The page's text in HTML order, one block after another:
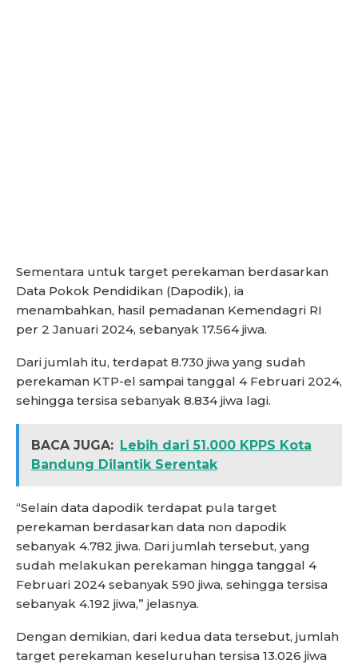
Sementara untuk target perekaman berdasarkan
Data Pokok Pendidikan (Dapodik), ia
menambahkan, hasil pemadanan Kemendagri RI
per 2 Januari 2024, sebanyak 17.564 jiwa.
Dari jumlah itu, terdapat 8.730 jiwa yang sudah
perekaman KTP-el sampai tanggal 4 Februari 2024,
sehingga tersisa sebanyak 8.834 jiwa lagi.
BACA JUGA: Lebih dari 51.000 KPPS Kota
Bandung Dilantik Serentak
“Selain data dapodik terdapat pula target
perekaman berdasarkan data non dapodik
sebanyak 4.782 jiwa. Dari jumlah tersebut, yang
sudah melakukan perekaman hingga tanggal 4
Februari 2024 sebanyak 590 jiwa, sehingga tersisa
sebanyak 4.192 jiwa,” jelasnya.
Dengan demikian, dari kedua data tersebut, jumlah
target perekaman keseluruhan tersisa 13.026 jiwa